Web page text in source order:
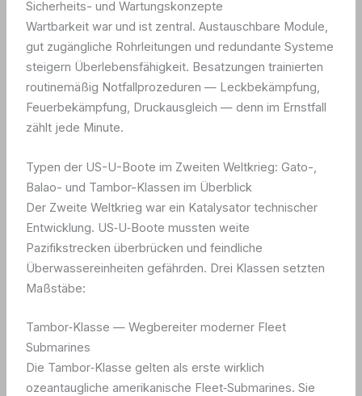
Sicherheits- und Wartungskonzepte
Wartbarkeit war und ist zentral. Austauschbare Module,
gut zugängliche Rohrleitungen und redundante Systeme
steigern Überlebensfähigkeit. Besatzungen trainierten
routinemäßig Notfallprozeduren — Leckbekämpfung,
Feuerbekämpfung, Druckausgleich — denn im Ernstfall
zählt jede Minute.
Typen der US-U-Boote im Zweiten Weltkrieg: Gato-,
Balao- und Tambor-Klassen im Überblick
Der Zweite Weltkrieg war ein Katalysator technischer
Entwicklung. US‑U‑Boote mussten weite
Pazifikstrecken überbrücken und feindliche
Überwassereinheiten gefährden. Drei Klassen setzten
Maßstäbe:
Tambor‑Klasse — Wegbereiter moderner Fleet
Submarines
Die Tambor‑Klasse gelten als erste wirklich
ozeantaugliche amerikanische Fleet‑Submarines. Sie